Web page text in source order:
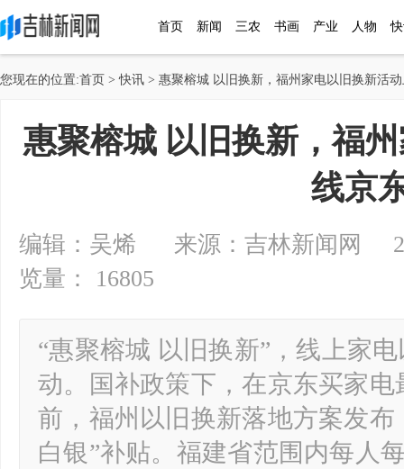
首页 新闻 三农 书画 产业 人物
您现在的位置:首页 >快讯 > 惠聚榕城 以旧换新，福州家电以旧换新活
惠聚榕城 以旧换新，福
线京
编辑：吴烯 来源：吉林新闻网
览量： 16805
“惠聚榕城 以旧换新”，线上家
动。国补政策下，在京东买家电
前，福州以旧换新落地方案发
白银”补贴。福建省范围内每人